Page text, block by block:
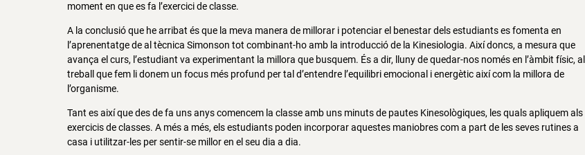
moment en que es fa l’exercici de classe.
A la conclusió que he arribat és que la meva manera de millorar i potenciar el benestar dels estudiants es fomenta en
l’aprenentatge de al tècnica Simonson tot combinant-ho amb la introducció de la Kinesiologia. Així doncs, a mesura que
avança el curs, l’estudiant va experimentant la millora que busquem. És a dir, lluny de quedar-nos només en l’àmbit físic, al
treball que fem li donem un focus més profund per tal d’entendre l’equilibri emocional i energètic així com la millora de
l’organisme.
Tant es així que des de fa uns anys comencem la classe amb uns minuts de pautes Kinesològiques, les quals apliquem als
exercicis de classes. A més a més, els estudiants poden incorporar aquestes maniobres com a part de les seves rutines a
casa i utilitzar-les per sentir-se millor en el seu dia a dia.